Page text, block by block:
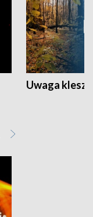
Uwaga